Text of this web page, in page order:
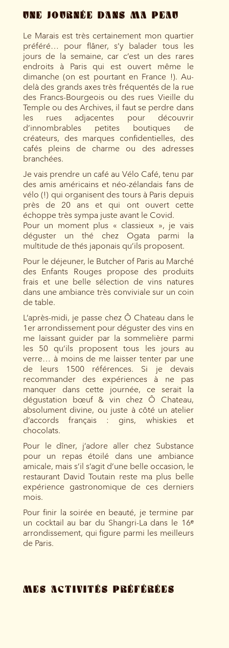
UNE JOURNÉE DANS MA PEAU
Le Marais est très certainement mon quartier
préféré… pour flâner, s’y balader tous les
jours de la semaine, car c’est un des rares
endroits à Paris qui est ouvert même le
dimanche (on est pourtant en France !). Au-
delà des grands axes très fréquentés de la rue
des Francs-Bourgeois ou des rues Vieille du
Temple ou des Archives, il faut se perdre dans
les rues adjacentes pour découvrir
d’innombrables petites boutiques de
créateurs, des marques confidentielles, des
cafés pleins de charme ou des adresses
branchées.
Je vais prendre un café au Vélo Café, tenu par
des amis américains et néo-zélandais fans de
vélo (!) qui organisent des tours à Paris depuis
près de 20 ans et qui ont ouvert cette
échoppe très sympa juste avant le Covid.
Pour un moment plus « classieux », je vais
déguster un thé chez Ogata parmi la
multitude de thés japonais qu’ils proposent.
Pour le déjeuner, le Butcher of Paris au Marché
des Enfants Rouges propose des produits
frais et une belle sélection de vins natures
dans une ambiance très conviviale sur un coin
de table.
L’après-midi, je passe chez Ô Chateau dans le
1er arrondissement pour déguster des vins en
me laissant guider par la sommelière parmi
les 50 qu’ils proposent tous les jours au
verre… à moins de me laisser tenter par une
de leurs 1500 références. Si je devais
recommander des expériences à ne pas
manquer dans cette journée, ce serait la
dégustation bœuf & vin chez Ô Chateau,
absolument divine, ou juste à côté un atelier
d’accords français : gins, whiskies et
chocolats.
Pour le dîner, j’adore aller chez Substance
pour un repas étoilé dans une ambiance
amicale, mais s’il s’agit d’une belle occasion, le
restaurant David Toutain reste ma plus belle
expérience gastronomique de ces derniers
mois.
Pour finir la soirée en beauté, je termine par
un cocktail au bar du Shangri-La dans le 16ᵉ
arrondissement, qui figure parmi les meilleurs
de Paris.
MES ACTIVITÉS PRÉFÉRÉES